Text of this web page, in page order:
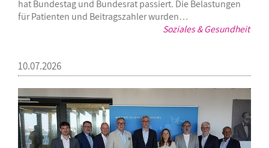
Soziales & Gesundheit
hat Bundestag und Bundesrat passiert. Die Belastungen
für Patienten und Beitragszahler wurden…
10.07.2026